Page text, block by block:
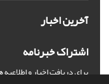
آخرین اخبار
اشتراک خبرنامه
برای دریافت اخبار و